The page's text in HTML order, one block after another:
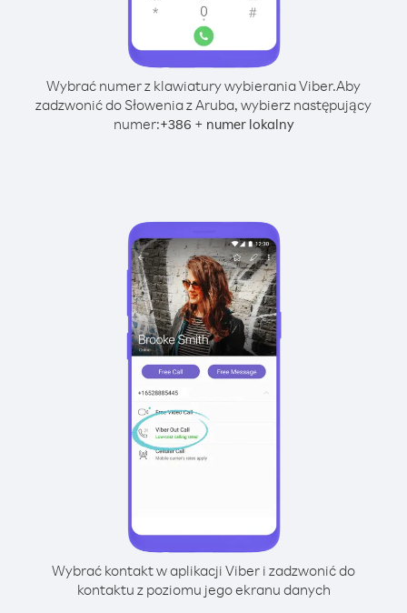
Wybrać numer z klawiatury wybierania Viber.Aby
zadzwonić do Słowenia z Aruba, wybierz następujący
numer:+386 + numer lokalny
Wybrać kontakt w aplikacji Viber i zadzwonić do
kontaktu z poziomu jego ekranu danych